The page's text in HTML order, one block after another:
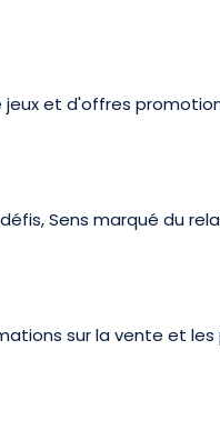
et d'offres
Sens marqué du
sur la vente et